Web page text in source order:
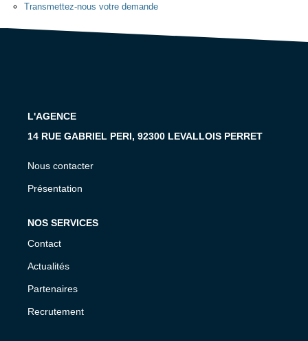
CONTACT
Transmettez-nous votre demande
L'AGENCE
14 RUE GABRIEL PERI, 92300 LEVALLOIS PERRET
Nous contacter
Présentation
NOS SERVICES
Contact
Actualités
Partenaires
Recrutement